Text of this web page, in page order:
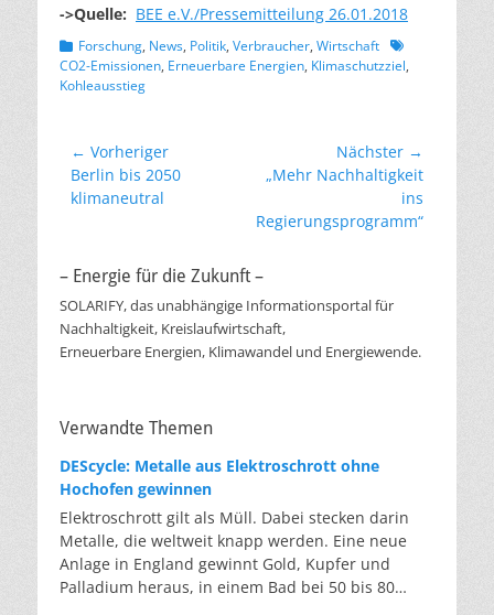
->Quelle: BEE e.V./Pressemitteilung 26.01.2018
Kategorien
Forschung, News, Politik, Verbraucher, Wirtschaft Schlagworte
CO2-Emissionen, Erneuerbare Energien, Klimaschutzziel,
Kohleausstieg
Beitragsnavigation
← Vorheriger
Vorheriger
Beitrag:
Berlin bis 2050
klimaneutral
Nächster →
Nächster
„Mehr Nachhaltigkeit
ins
Regierungsprogramm“
– Energie für die Zukunft –
SOLARIFY, das unabhängige Informationsportal für
Nachhaltigkeit, Kreislaufwirtschaft,
Erneuerbare Energien, Klimawandel und Energiewende.
Verwandte Themen
DEScycle: Metalle aus Elektroschrott ohne
Hochofen gewinnen
Elektroschrott gilt als Müll. Dabei stecken darin
Metalle, die weltweit knapp werden. Eine neue
Anlage in England gewinnt Gold, Kupfer und
Palladium heraus, in einem Bad bei 50 bis 80